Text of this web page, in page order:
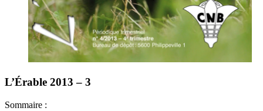
L’Érable 2013 – 3
Sommaire :